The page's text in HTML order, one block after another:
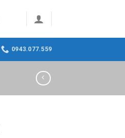
0943.077.559